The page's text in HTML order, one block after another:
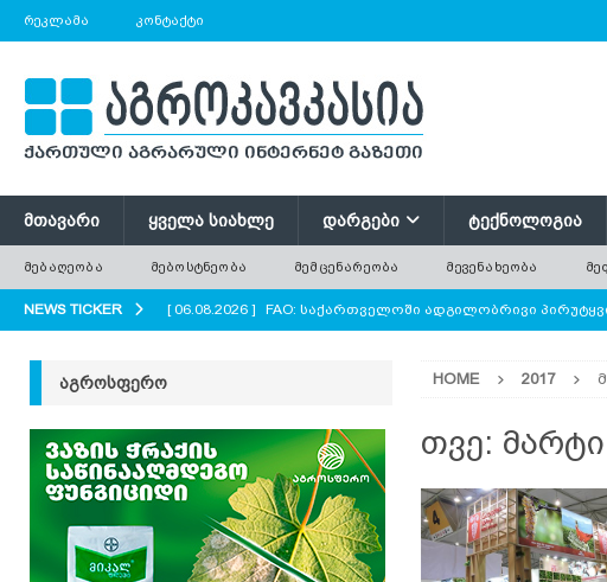
ᲠᲔᲙᲚᲐᲛᲐ ᲙᲝᲜᲢᲐᲥᲢᲘ
ᲛᲗᲐᲕᲐᲠᲘ ᲧᲕᲔᲚᲐ ᲡᲘᲐᲮᲚᲔ ᲓᲐᲠᲒᲔᲑᲘ ᲢᲔᲥᲜᲝᲚᲝᲒᲘᲐ
ᲛᲔᲑᲐᲦᲔᲝᲑᲐ ᲛᲔᲑᲝᲡᲢᲜᲔᲝᲑᲐ ᲛᲔᲛᲪᲔᲜᲐᲠᲔᲝᲑᲐ ᲛᲔᲕᲔᲜᲐᲮᲔᲝᲑᲐ
NEWS TICKER [ 06.08.2026 ] FAO: საქართველოში ადგილობრივი
ძველი ხე უფრო ძვირფასია, ვიდრე ათობით
ყოველთვის მოჭრილ ხეს?
[ 06.08.2026 ] ტრაქტორი, რომელიც საბურავების წნევას
[ 06.08.2026 ] რუკოლა — არომატული ფოთლოვანი
იზრდება ᲛᲔᲑᲝᲡᲢᲜᲔᲝᲑᲐ
HOME 2017
თვე:
ᲐᲒᲠᲝᲡᲤᲔᲠᲝ